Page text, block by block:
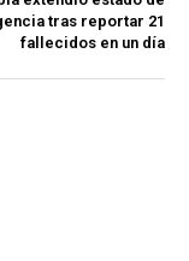
tras reportar 21
fallecidos en un día